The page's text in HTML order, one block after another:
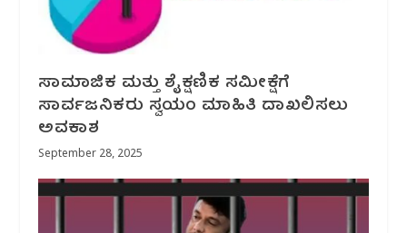
ಸಾಮಾಜಿಕ ಮತ್ತು ಶೈಕ್ಷಣಿಕ ಸಮೀಕ್ಷೆಗೆ
ಸಾರ್ವಜನಿಕರು ಸ್ವಯಂ ಮಾಹಿತಿ ದಾಖಲಿಸಲು
ಅವಕಾಶ
September 28, 2025